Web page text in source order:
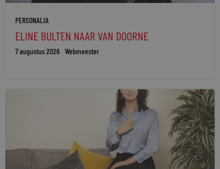
PERSONALIA
ELINE BULTEN NAAR VAN DOORNE
7 augustus 2026 Webmeester